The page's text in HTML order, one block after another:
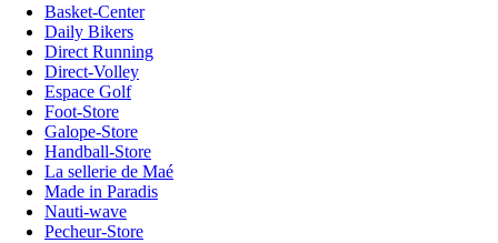
Basket-Center
Daily Bikers
Direct Running
Direct-Volley
Espace Golf
Foot-Store
Galope-Store
Handball-Store
La sellerie de Maé
Made in Paradis
Nauti-wave
Pecheur-Store